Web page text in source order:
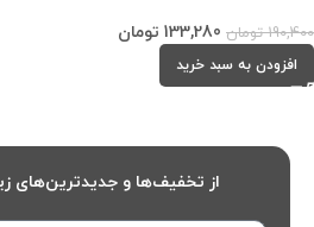
190,400 تومان 133,280 تومان
افزودن به سبد خرید
از تخفیف‌ها و جدیدترین‌های